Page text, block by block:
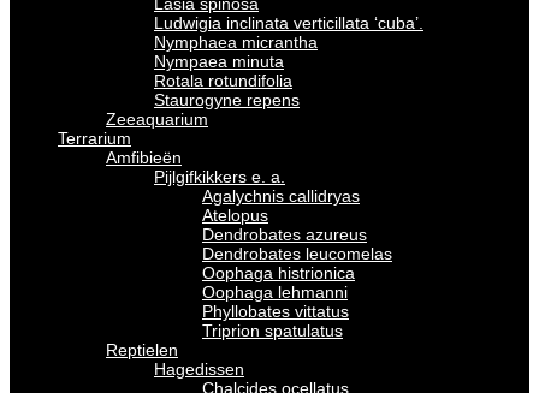
Ludwigia inclinata verticillata ‘cuba’.
Nymphaea micrantha
Nympaea minuta
Rotala rotundifolia
Staurogyne repens
Zeeaquarium
Terrarium
Amfibieën
Pijlgifkikkers e. a.
Agalychnis callidryas
Atelopus
Dendrobates azureus
Dendrobates leucomelas
Oophaga histrionica
Oophaga lehmanni
Phyllobates vittatus
Triprion spatulatus
Reptielen
Hagedissen
Chalcides ocellatus